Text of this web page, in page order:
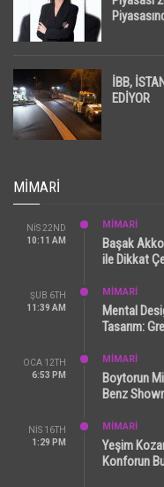
İBB,
EDİYOR
MIMARI
NIS 22ND
10:11 AM
MİMARİ
Başak
ile Dikkat
ŞUB 6TH
11:39 AM
MİMARİ
Mental
Tasarım:
OCA 12TH
6:53 PM
MİMARİ
Boytorun
Benz
NIS 16TH
1:29 PM
MİMARİ
Yeşim
Konforun